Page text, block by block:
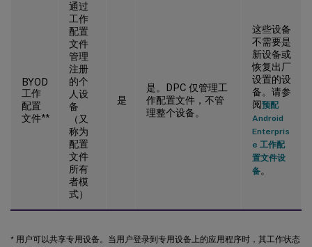
BYOD
工作
配置
文件**
通过
工作
配置
文件
管理
注册
的个
人设
备
（又
称为
配置
文件
所有
者模
式）
是
是。DPC 仅管理工
作配置文件，不管
理整个设备。
这些设备
不需要是
新设备或
恢复出厂
设置的设
备。请参
阅预配
Android
Enterpris
e 工作配
置文件设
备。
* 用户可以共享专用设备。当用户登录到专用设备上的应用程序时，其工作状态